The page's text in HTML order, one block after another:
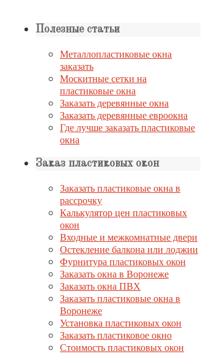
Полезные статьи
Металлопластиковые окна
заказать
Москитные сетки на
пластиковые окна
Заказать деревянные окна
Заказать деревянные евроокна
Где лучше заказать пластиковые
окна
Заказ пластиковых окон
Заказать пластиковые окна в
рассрочку
Калькулятор цен пластиковых
окон
Входные и межкомнатные двери
Остекление балкона или лоджии
Фурнитура пластиковых окон
Заказать окна в Воронеже
Заказать окна ПВХ
Заказать пластиковые окна в
Воронеже
Установка пластиковых окон
Заказать пластиковое окно
Стоимость пластиковых окон